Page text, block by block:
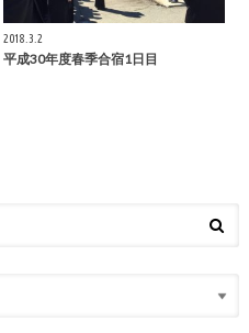
2018.3.2
平成30年度春季合宿1日目